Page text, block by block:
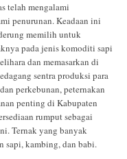
telah mengalami
penurunan. Keadaan ini
memilih untuk
pada jenis komoditi sapi
dan memasarkan di
sentra produksi para
perkebunan, peternakan
penting di Kabupaten
rumput sebagai
Ternak yang banyak
sapi, kambing, dan babi.